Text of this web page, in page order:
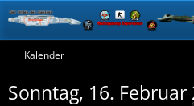
Kalender
Sonntag, 16. Februar